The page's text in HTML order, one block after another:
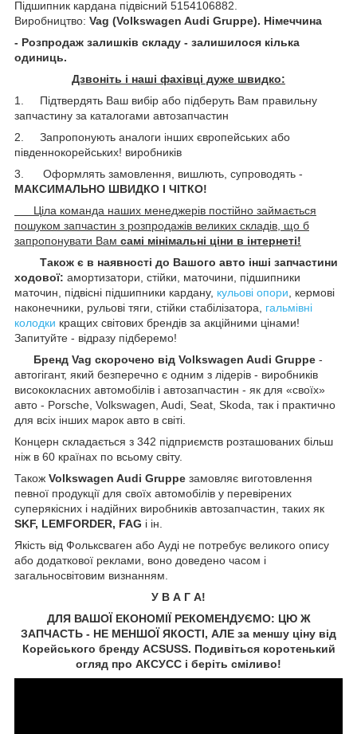
Підшипник кардана підвісний 5154106882.
Виробництво: Vag (Volkswagen Audi Gruppe). Німеччина
- Розпродаж залишків складу - залишилося кілька
одиниць.
Дзвоніть і наші фахівці дуже швидко:
1. Підтвердять Ваш вибір або підберуть Вам правильну
запчастину за каталогами автозапчастин
2. Запропонують аналоги інших європейських або
південнокорейських! виробників
3. Оформлять замовлення, вишлють, супроводять -
МАКСИМАЛЬНО ШВИДКО І ЧІТКО!
Ціла команда наших менеджерів постійно займається
пошуком запчастин з розпродажів великих складів, що б
запропонувати Вам самі мінімальні ціни в інтернеті!
Також є в наявності до Вашого авто інші запчастини
ходової: амортизатори, стійки, маточини, підшипники
маточин, підвісні підшипники кардану, кульові опори , кермові
наконечники, рульові тяги, стійки стабілізатора, гальмівні
колодки кращих світових брендів за акційними цінами!
Запитуйте - відразу підберемо!
Бренд Vag скорочено від Volkswagen Audi Gruppe -
автогігант, який безперечно є одним з лідерів - виробників
висококласних автомобілів і автозапчастин - як для «своїх»
авто - Porsche, Volkswagen, Audi, Seat, Skoda, так і практично
для всіх інших марок авто в світі.
Концерн складається з 342 підприємств розташованих більш
ніж в 60 країнах по всьому світу.
Також Volkswagen Audi Gruppe замовляє виготовлення
певної продукції для своїх автомобілів у перевірених
суперякісних і надійних виробників автозапчастин, таких як
SKF, LEMFORDER, FAG і ін.
Якість від Фольксваген або Ауді не потребує великого опису
або додаткової реклами, воно доведено часом і
загальносвітовим визнанням.
У В А Г А!
ДЛЯ ВАШОЇ ЕКОНОМІЇ РЕКОМЕНДУЄМО: ЦЮ Ж
ЗАПЧАСТЬ - НЕ МЕНШОЇ ЯКОСТІ, АЛЕ за меншу ціну від
Корейського бренду ACSUSS. Подивіться коротенький
огляд про АКСУСС і беріть сміливо!